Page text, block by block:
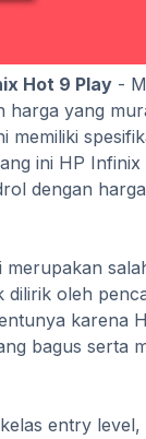
Hot 9 Play -
harga yang
memiliki
ini HP
dengan
merupakan
dilirik oleh
karena
bagus serta
entry